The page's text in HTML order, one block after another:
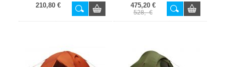
210,80 € 475,20 €
528,- €